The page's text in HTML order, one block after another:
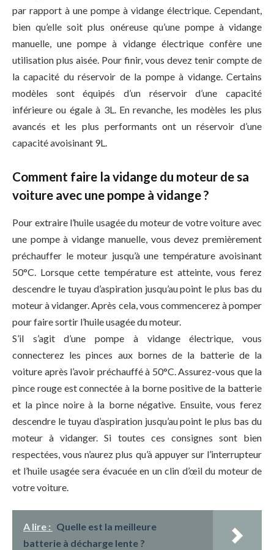
par rapport à une pompe à vidange électrique. Cependant,
bien qu’elle soit plus onéreuse qu’une pompe à vidange
manuelle, une pompe à vidange électrique confère une
utilisation plus aisée. Pour finir, vous devez tenir compte de
la capacité du réservoir de la pompe à vidange. Certains
modèles sont équipés d’un réservoir d’une capacité
inférieure ou égale à 3L. En revanche, les modèles les plus
avancés et les plus performants ont un réservoir d’une
capacité avoisinant 9L.
Comment faire la vidange du moteur de sa
voiture avec une pompe à vidange ?
Pour extraire l’huile usagée du moteur de votre voiture avec
une pompe à vidange manuelle, vous devez premièrement
préchauffer le moteur jusqu’à une température avoisinant
50°C. Lorsque cette température est atteinte, vous ferez
descendre le tuyau d’aspiration jusqu’au point le plus bas du
moteur à vidanger. Après cela, vous commencerez à pomper
pour faire sortir l’huile usagée du moteur.
S’il s’agit d’une pompe à vidange électrique, vous
connecterez les pinces aux bornes de la batterie de la
voiture après l’avoir préchauffé à 50°C. Assurez-vous que la
pince rouge est connectée à la borne positive de la batterie
et la pince noire à la borne négative. Ensuite, vous ferez
descendre le tuyau d’aspiration jusqu’au point le plus bas du
moteur à vidanger. Si toutes ces consignes sont bien
respectées, vous n’aurez plus qu’à appuyer sur l’interrupteur
et l’huile usagée sera évacuée en un clin d’œil du moteur de
votre voiture.
A lire : Quelle est la meilleure
batterie à décharge lente ?